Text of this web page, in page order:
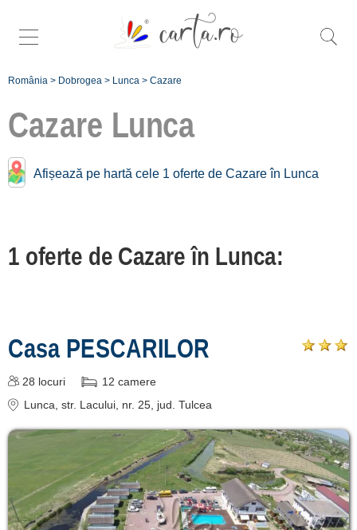
România > Dobrogea > Lunca > Cazare
Cazare Lunca
Afișează pe hartă cele 1 oferte de Cazare în Lunca
1 oferte de Cazare în Lunca:
Casa PESCARILOR
28 locuri 12 camere
Lunca , str. Lacului, nr. 25 , jud. Tulcea
Cazare în apropiere de
Lunca:
[2 oferte la 9.2 km]
Înscrie o unitate
de cazare
despre C A R T A ®
termeni și condiții
login